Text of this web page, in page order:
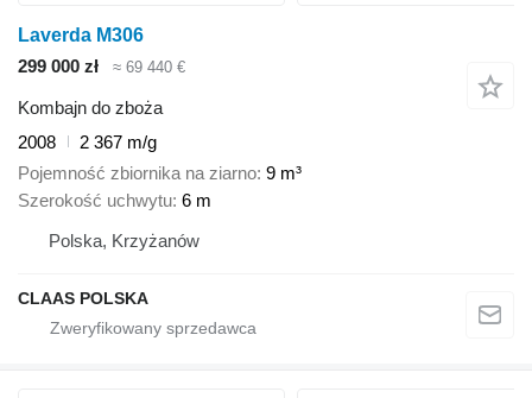
Laverda M306
299 000 zł
≈ 69 440 €
Kombajn do zboża
2008
2 367 m/g
Pojemność zbiornika na ziarno 9 m³
Szerokość uchwytu 6 m
Polska, Krzyżanów
CLAAS POLSKA